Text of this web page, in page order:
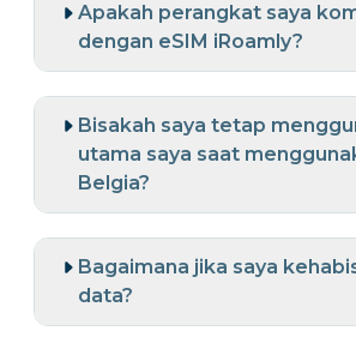
Apakah perangkat saya
dengan eSIM iRoamly?
Bisakah saya tetap
utama saya saat
Belgia?
Bagaimana jika saya
data?